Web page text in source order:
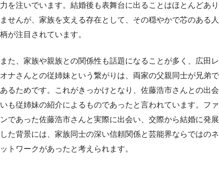
力を注いでいます。結婚後も表舞台に出ることはほとんどあり
ませんが、家族を支える存在として、その穏やかで芯のある人
柄が注目されています。
また、家族や親族との関係性も話題になることが多く、広田レ
オナさんとの従姉妹という繋がりは、両家の父親同士が兄弟で
あるためです。これがきっかけとなり、佐藤浩市さんとの出会
いも従姉妹の紹介によるものであったと言われています。ファ
ンであった佐藤浩市さんと実際に出会い、交際から結婚に発展
した背景には、家族同士の深い信頼関係と芸能界ならではのネ
ットワークがあったと考えられます。